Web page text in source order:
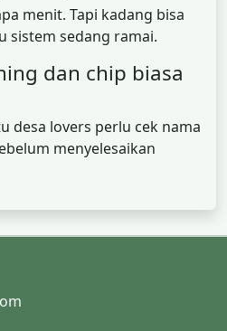
menit. Tapi kadang bisa
sistem sedang ramai.
dan chip biasa
desa lovers perlu cek nama
menyelesaikan